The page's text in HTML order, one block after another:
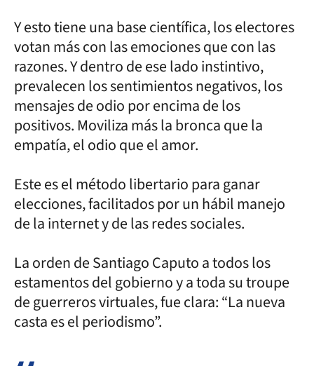
Y esto tiene una base científica, los electores
votan más con las emociones que con las
razones. Y dentro de ese lado instintivo,
prevalecen los sentimientos negativos, los
mensajes de odio por encima de los
positivos. Moviliza más la bronca que la
empatía, el odio que el amor.
Este es el método libertario para ganar
elecciones, facilitados por un hábil manejo
de la internet y de las redes sociales.
La orden de Santiago Caputo a todos los
estamentos del gobierno y a toda su troupe
de guerreros virtuales, fue clara: “La nueva
casta es el periodismo”.